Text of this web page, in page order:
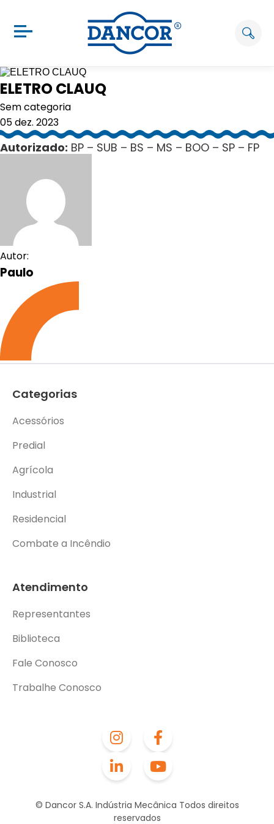
ELETRO CLAUQ
Sem categoria
05 dez. 2023
Autorizado: BP – SUB – BS – MS – BOO – SP – FP
Autor:
Paulo
© Dancor S.A. Indústria Mecânica Todos direitos
reservados
Categorias
Acessórios
Predial
Agrícola
Industrial
Residencial
Combate a Incêndio
Atendimento
Representantes
Biblioteca
Fale Conosco
Trabalhe Conosco